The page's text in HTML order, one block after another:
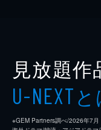
見放題作
U-NEXT
※GEM Partners調べ/2026年7⽉